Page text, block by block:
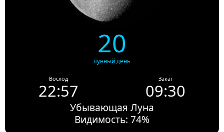
20
лунный день
Восход
22:57
Закат
09:30
Убывающая Луна
Видимость: 74%